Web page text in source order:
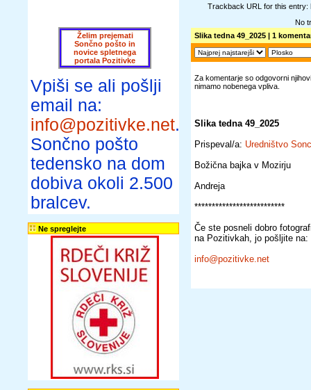
Želim prejemati
Sončno pošto in
novice spletnega
portala Pozitivke
Vpiši se ali pošlji
email na:
info@pozitivke.net.
Sončno pošto
tedensko na dom
dobiva okoli 2.500
bralcev.
Ne spreglejte
Trackback URL for this entry:
No
Slika tedna 49_2025 | 1
Za komentarje so odgovorni
nimamo nobenega vpliva.
Slika tedna 49_2025
Prispeval/a: Uredništvo
Božična bajka v Mozirju
Andreja
**************************
Če ste posneli dobro
na Pozitivkah, jo pošljite na:
info@pozitivke.net